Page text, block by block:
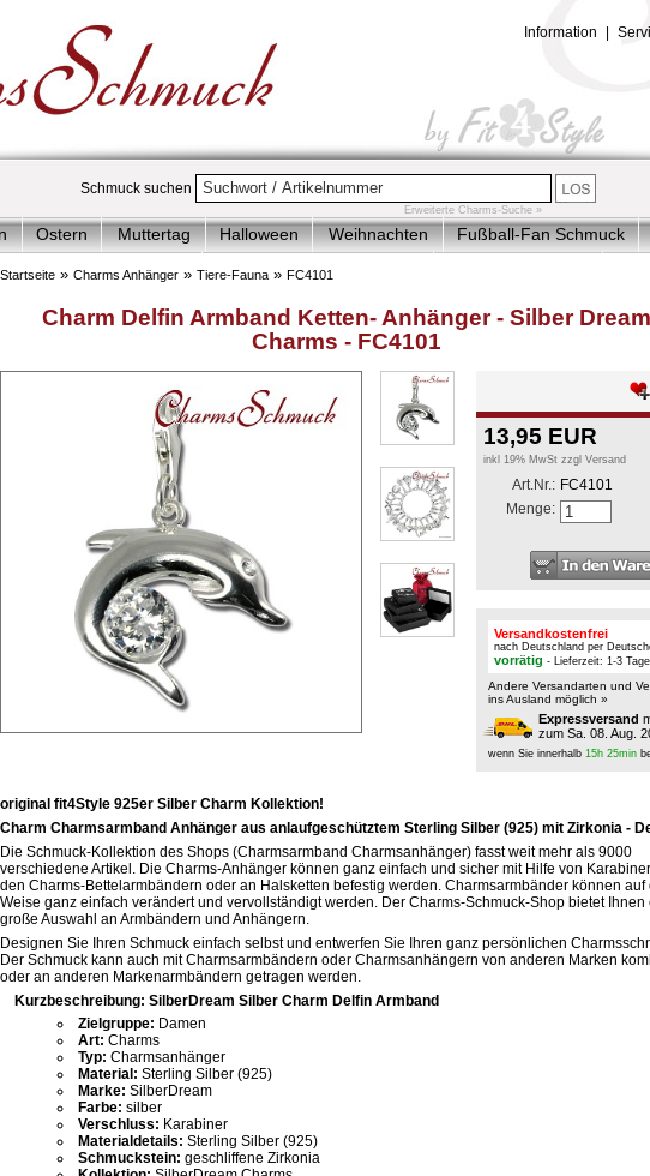
Information
Schmuck suchen
Erweiterte Charms-Suche »
Ostern Muttertag Halloween Weihnachten Fußball-Fan Schmuck
Komplett-Angebote Charms Armbänder-Ketten
- Kinder & Jugendlich
Startseite » Charms Anhänger » Tiere-Fauna » FC4101
Charm Delfin Armband Ketten- Anhänger - Silber Dream
Charms - FC4101
13,95 EUR
inkl 19% MwSt zzgl Versand
Art.Nr.: FC4101
Menge:
Versandkostenfrei
nach Deutschland per
vorrätig - Lieferzeit: 1-3
Andere Versandarten und
ins Ausland möglich »
Expressversand
zum Sa. 08. Aug.
wenn Sie innerhalb15h 25min
original fit4Style 925er Silber Charm Kollektion!
Charm Charmsarmband Anhänger aus anlaufgeschütztem Sterling Silber (925) mit Zirkonia -
Die Schmuck-Kollektion des Shops (Charmsarmband Charmsanhänger) fasst weit mehr als 9000
verschiedene Artikel. Die Charms-Anhänger können ganz einfach und sicher mit Hilfe von
den Charms-Bettelarmbändern oder an Halsketten befestig werden. Charmsarmbänder können auf
Weise ganz einfach verändert und vervollständigt werden. Der Charms-Schmuck-Shop bietet Ihnen
große Auswahl an Armbändern und Anhängern.
Designen Sie Ihren Schmuck einfach selbst und entwerfen Sie Ihren ganz persönlichen
Der Schmuck kann auch mit Charmsarmbändern oder Charmsanhängern von anderen Marken
oder an anderen Markenarmbändern getragen werden.
Kurzbeschreibung: SilberDream Silber Charm Delfin Armband
Zielgruppe: Damen
Art: Charms
Typ: Charmsanhänger
Material: Sterling Silber (925)
Marke: SilberDream
Farbe: silber
Verschluss: Karabiner
Materialdetails: Sterling Silber (925)
Schmuckstein: geschliffene Zirkonia